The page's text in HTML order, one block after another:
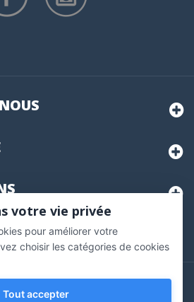
Société des Avis Garantis,
Grego - tous droits
réservés.
votre vie privée
pour améliorer votre
choisir les catégories de cookies
Tout accepter